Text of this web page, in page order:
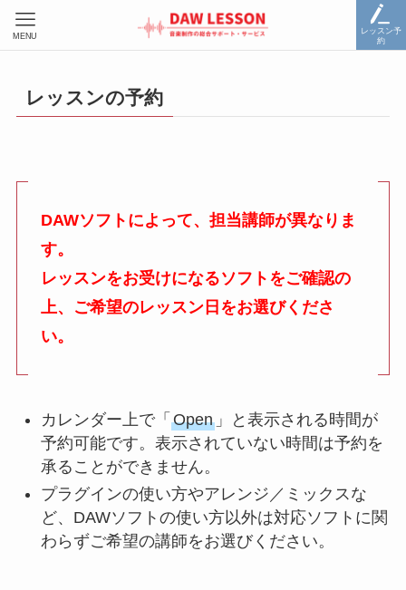
レッスン予
約
MENU
レッスンの予約
DAWソフトによって、担当講師が異なりま
す。
レッスンをお受けになるソフトをご確認の
上、ご希望のレッスン日をお選びくださ
い。
カレンダー上で「 Open」と表示される時間が
予約可能です。表示されていない時間は予約を
承ることができません。
プラグインの使い方やアレンジ／ミックスな
ど、DAWソフトの使い方以外は対応ソフトに関
わらずご希望の講師をお選びください。